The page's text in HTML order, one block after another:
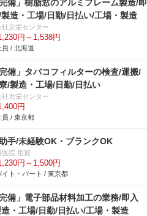
完備」樹脂窓のアルミフレーム製造/即
製造・工場/日勤/日払い/工場・製造
社京栄センター
円～1,538円
員 / 北海道
完備」タバコフィルターの検査/運搬/
/製造・工場/日勤/日払い
社京栄センター
円
員 / 東京都
手/未経験OK・ブランクOK
医院 用賀
円～1,500円
イト・パート / 東京都
完備」電子部品材料加工の業務/即入
・工場/日勤/日払い/工場・製造